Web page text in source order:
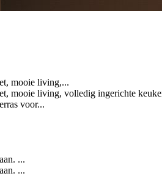
mooie living,...
mooie living, volledig ingerichte
voor...
...
...